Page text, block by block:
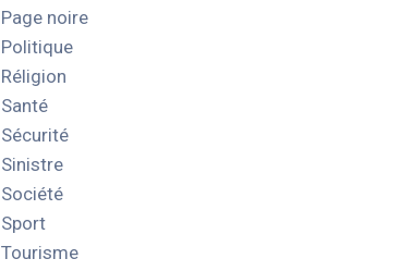
Page noire
Politique
Réligion
Santé
Sécurité
Sinistre
Société
Sport
Tourisme